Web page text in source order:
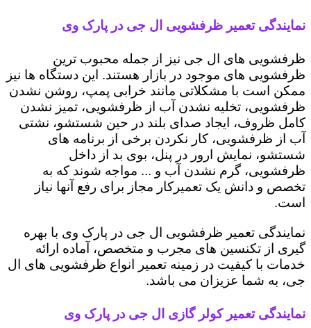
نمایندگی تعمیر ظرفشویی ال جی در پارک وی
ظرفشویی های ال جی نیز از جمله محبوب ترین
ظرفشویی های موجود در بازار هستند. این دستگاه ها نیز
ممکن است با مشکلاتی مانند خرابی پمپ، روشن نشدن
ظرفشویی، تخلیه نشدن آب از ظرفشویی، تمیز نشدن
کامل ظروف، ایجاد صدای بلند در حین شستشو، نشتی
آب از ظرفشویی، کار نکردن برخی از برنامه های
شستشو، نمایش ارور در پنل، بوی بد از داخل
ظرفشویی، گرم نشدن آب و ... مواجه شوند که به
تخصص و دانش یک تعمیرکار مجاز برای رفع آنها نیاز
است.
نمایندگی تعمیر ظرفشویی ال جی در پارک وی با بهره
گیری از تکنسین های مجرب و متخصص، آماده ارائه
خدمات با کیفیت در زمینه تعمیر انواع ظرفشویی های ال
جی، به شما عزیزان می باشد.
نمایندگی تعمیر کولر گازی ال جی در پارک وی